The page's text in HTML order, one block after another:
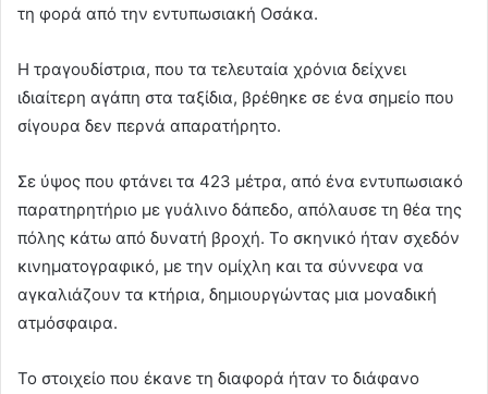
τη φορά από την εντυπωσιακή Οσάκα.
Η τραγουδίστρια, που τα τελευταία χρόνια δείχνει
ιδιαίτερη αγάπη στα ταξίδια, βρέθηκε σε ένα σημείο που
σίγουρα δεν περνά απαρατήρητο.
Σε ύψος που φτάνει τα 423 μέτρα, από ένα εντυπωσιακό
παρατηρητήριο με γυάλινο δάπεδο, απόλαυσε τη θέα της
πόλης κάτω από δυνατή βροχή. Το σκηνικό ήταν σχεδόν
κινηματογραφικό, με την ομίχλη και τα σύννεφα να
αγκαλιάζουν τα κτήρια, δημιουργώντας μια μοναδική
ατμόσφαιρα.
Το στοιχείο που έκανε τη διαφορά ήταν το διάφανο